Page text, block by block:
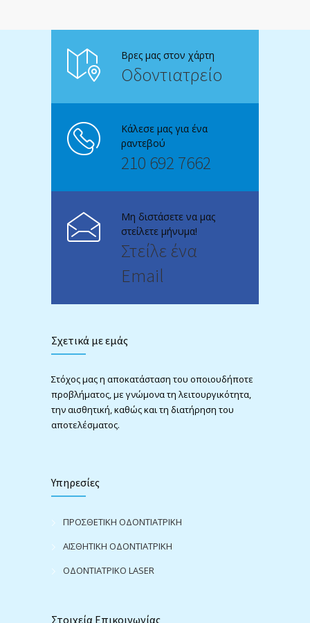
Βρες μας στον χάρτη
Οδοντιατρείο
Κάλεσε μας για ένα
ραντεβού
210 692 7662
Μη διστάσετε να μας
στείλετε μήνυμα!
Στείλε ένα
Email
Σχετικά με εμάς
Στόχος μας η αποκατάσταση του οποιουδήποτε
προβλήματος, με γνώμονα τη λειτουργικότητα,
την αισθητική, καθώς και τη διατήρηση του
αποτελέσματος.
Υπηρεσίες
ΠΡΟΣΘΕΤΙΚΗ ΟΔΟΝΤΙΑΤΡΙΚΗ
ΑΙΣΘΗΤΙΚΗ ΟΔΟΝΤΙΑΤΡΙΚΗ
ΟΔΟΝΤΙΑΤΡΙΚΟ LASER
Στοιχεία Επικοινωνίας